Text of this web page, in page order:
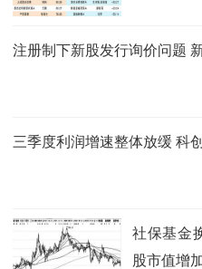
注册制下新股发行询价问题
三季度利润增速整体放缓 科
社保基金
股市值增